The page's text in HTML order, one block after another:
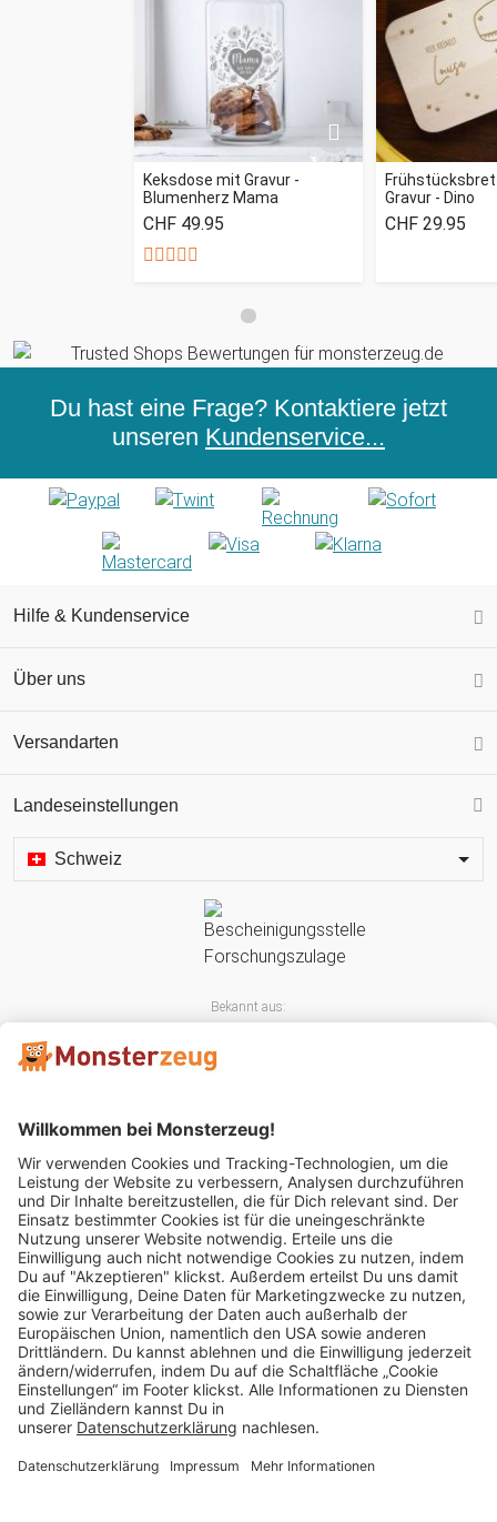
Keksdose mit Gravur -
Blumenherz Mama
CHF 49.95
Gravur - Dino
CHF 29.95
Du hast eine Frage? Kontaktiere jetzt
unseren Kundenservice...
Hilfe & Kundenservice
Über uns
Versandarten
Landeseinstellungen
Schweiz
Bekannt aus:
Mitglied im:
Impressum AGB Widerrufsbelehrung